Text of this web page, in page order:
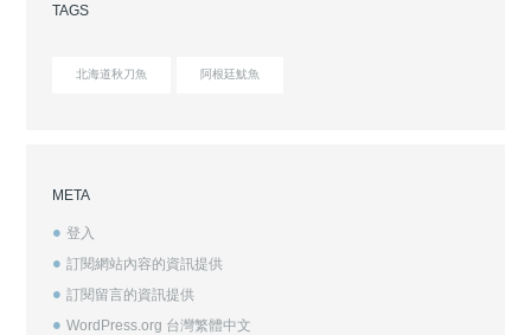
TAGS
北海道秋刀魚 阿根廷魷魚
META
登入
訂閱網站內容的資訊提供
訂閱留言的資訊提供
WordPress.org 台灣繁體中文